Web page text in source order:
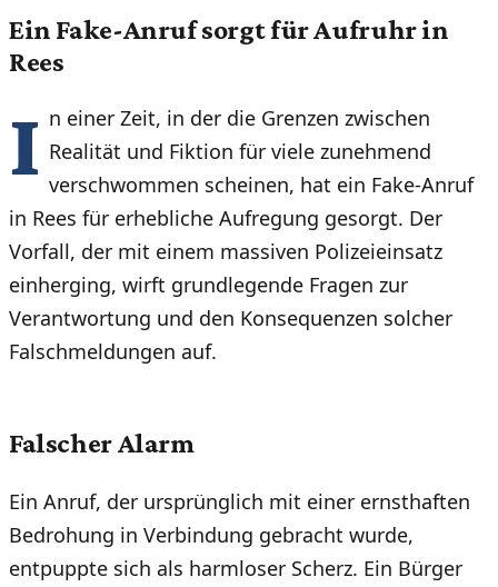
Ein Fake-Anruf sorgt für Aufruhr in
Rees
I n einer Zeit, in der die Grenzen zwischen
Realität und Fiktion für viele zunehmend
verschwommen scheinen, hat ein Fake-Anruf
in Rees für erhebliche Aufregung gesorgt. Der
Vorfall, der mit einem massiven Polizeieinsatz
einherging, wirft grundlegende Fragen zur
Verantwortung und den Konsequenzen solcher
Falschmeldungen auf.
Falscher Alarm
Ein Anruf, der ursprünglich mit einer ernsthaften
Bedrohung in Verbindung gebracht wurde,
entpuppte sich als harmloser Scherz. Ein Bürger